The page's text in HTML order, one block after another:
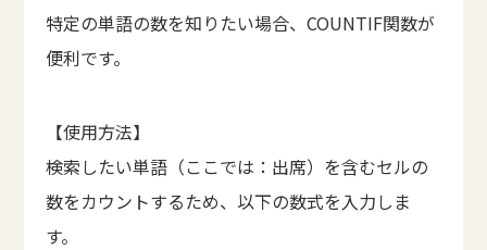
特定の単語の数を知りたい場合、COUNTIF関数が
便利です。
【使用方法】
検索したい単語（ここでは：出席）を含むセルの
数をカウントするため、以下の数式を入力しま
す。